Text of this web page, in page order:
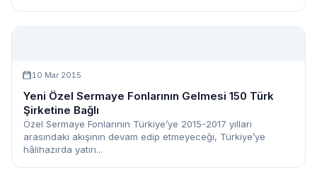
10 Mar 2015
Yeni Özel Sermaye Fonlarının Gelmesi 150 Türk
Şirketine Bağlı
Özel Sermaye Fonlarının Türkiye’ye 2015-2017 yılları
arasındaki akışının devam edip etmeyeceği, Türkiye’ye
hâlihazırda yatırı...